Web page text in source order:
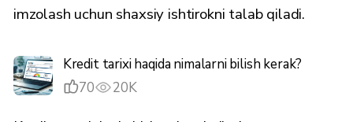
imzolash uchun shaxsiy ishtirokni talab qiladi.
Kredit tarixi haqida nimalarni bilish kerak?
70
20K